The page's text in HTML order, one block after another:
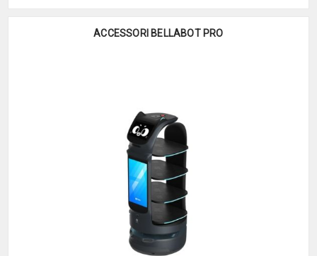
ACCESSORI BELLABOT PRO